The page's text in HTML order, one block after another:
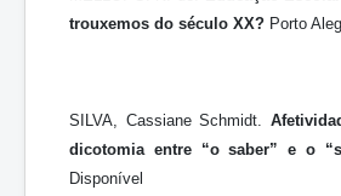
trouxemos do século XX? Porto
SILVA, Cassiane Schmidt.
dicotomia entre “o saber” e o